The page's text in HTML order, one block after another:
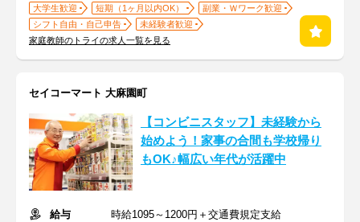
大学生歓迎 短期（1ヶ月以内OK）
副業・Ｗワーク歓迎
シフト自由・自己申告
未経験者歓迎
家庭教師のトライの求人一覧を見る
セイコーマート 大麻園町
【コンビニスタッフ】未経験から
始めよう！家事の合間も学校帰り
もOK♪幅広い年代が活躍中
給与
時給1095～1200円＋交通費規定支給